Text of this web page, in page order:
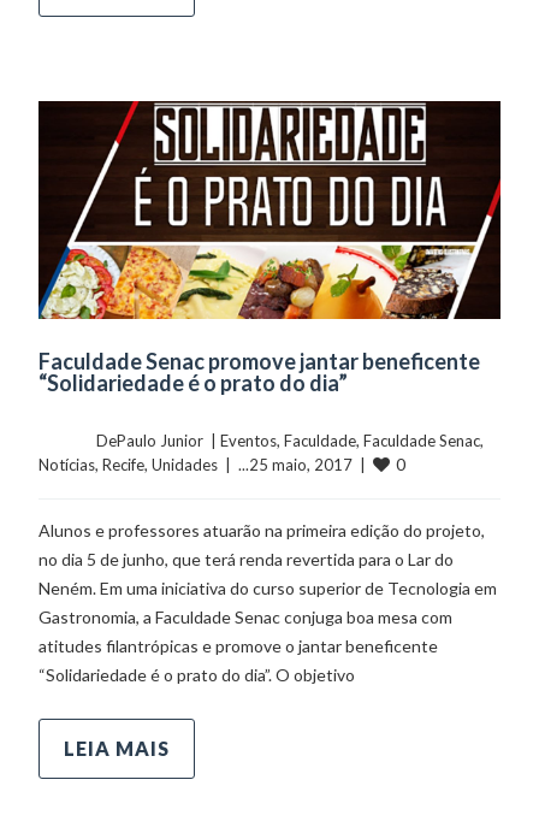
Faculdade Senac promove jantar beneficente
“Solidariedade é o prato do dia”
	    	DePaulo Junior  |
Eventos, Faculdade, Faculdade Senac
Notícias, Recife, Unidades
  |  ...25 maio, 2017  |
0
Alunos e professores atuarão na primeira edição do projeto,
no dia 5 de junho, que terá renda revertida para o Lar do
Neném. Em uma iniciativa do curso superior de Tecnologia em
Gastronomia, a Faculdade Senac conjuga boa mesa com
atitudes filantrópicas e promove o jantar beneficente
“Solidariedade é o prato do dia”. O objetivo
LEIA MAIS